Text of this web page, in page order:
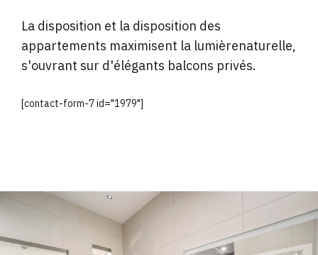
La disposition et la disposition des
appartements maximisent la lumièrenaturelle,
s'ouvrant sur d'élégants balcons privés.
[contact-form-7 id="1979"]